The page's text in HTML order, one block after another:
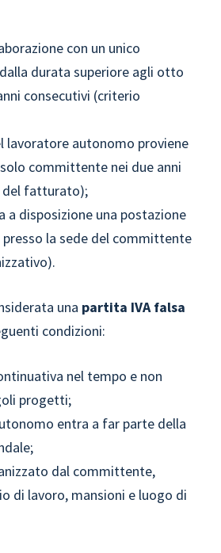
con un unico
durata superiore agli otto
consecutivi (criterio
autonomo proviene
solo committente nei due anni
del fatturato);
a disposizione una postazione
la sede del committente
una partita IVA falsa
condizioni:
nel tempo e non
progetti;
entra a far parte della
dal committente,
di lavoro, mansioni e luogo di